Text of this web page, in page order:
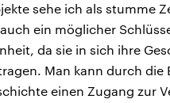
sehe ich als stumme
ein möglicher
da sie in sich ihre
Man kann durch die
einen Zugang zur